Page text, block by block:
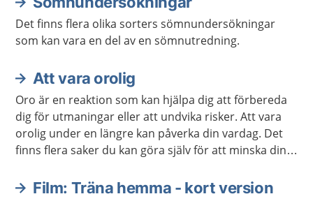
Det finns flera olika sorters sömnundersökningar
som kan vara en del av en sömnutredning.
Att vara orolig
Oro är en reaktion som kan hjälpa dig att förbereda
dig för utmaningar eller att undvika risker. Att vara
orolig under en längre kan påverka din vardag. Det
finns flera saker du kan göra själv för att minska din
Film: Träna hemma - kort version